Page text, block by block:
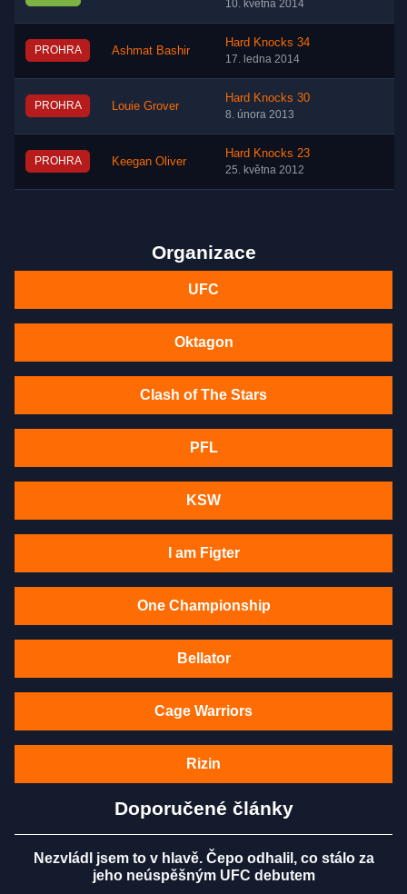
10. května 2014
PROHRA Ashmat Bashir
Hard Knocks 34
17. ledna 2014
PROHRA Louie Grover
Hard Knocks 30
8. února 2013
PROHRA Keegan Oliver
Hard Knocks 23
25. května 2012
Organizace
UFC
Oktagon
Clash of The Stars
PFL
KSW
I am Figter
One Championship
Bellator
Cage Warriors
Rizin
Doporučené články
Nezvládl jsem to v hlavě. Čepo odhalil, co stálo za
jeho neúspěšným UFC debutem